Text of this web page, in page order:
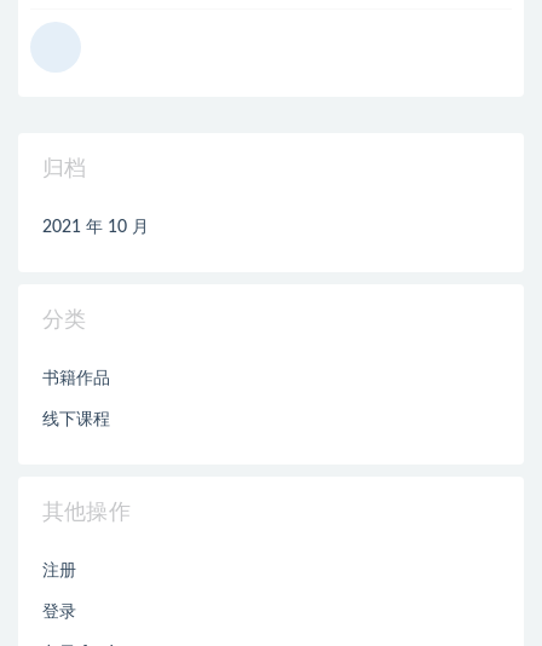
归档
2021 年 10 月
分类
书籍作品
线下课程
其他操作
注册
登录